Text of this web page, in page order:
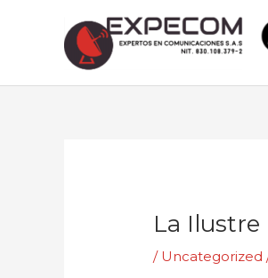
La Ilustre
/ Uncategorized